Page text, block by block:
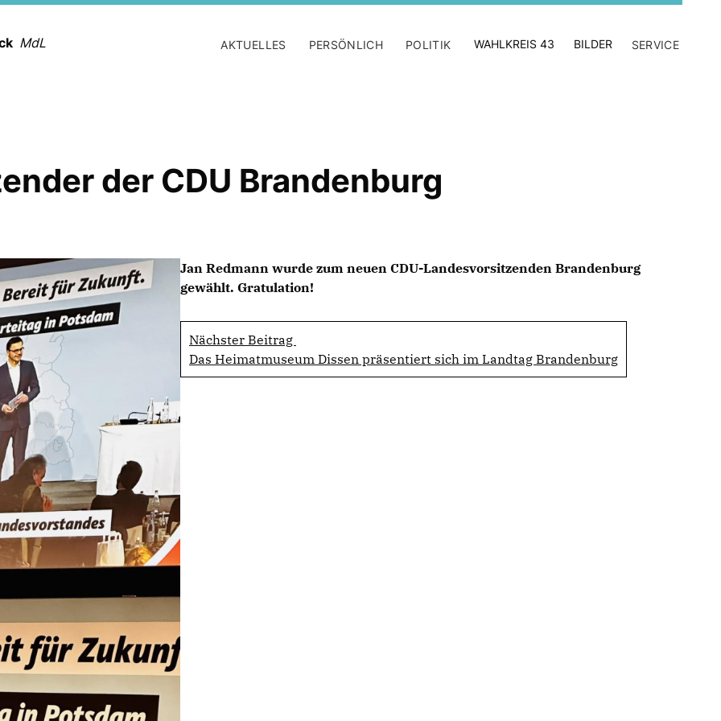
MdL AKTUELLES PERSÖNLICH POLITIK WAHLKREIS 43 BILDER SERVICE
der CDU Brandenburg
Jan Redmann wurde zum neuen CDU-Landesvorsitzenden Brandenburg
gewählt. Gratulation!
Nächster Beitrag
Das Heimatmuseum Dissen präsentiert sich im Landtag Brandenburg